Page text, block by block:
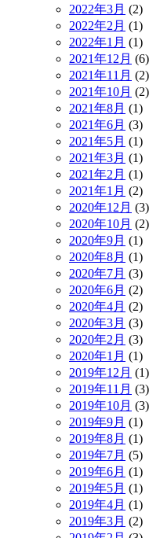
2022年3月 (2)
2022年2月 (1)
2022年1月 (1)
2021年12月 (6)
2021年11月 (2)
2021年10月 (2)
2021年8月 (1)
2021年6月 (3)
2021年5月 (1)
2021年3月 (1)
2021年2月 (1)
2021年1月 (2)
2020年12月 (3)
2020年10月 (2)
2020年9月 (1)
2020年8月 (1)
2020年7月 (3)
2020年6月 (2)
2020年4月 (2)
2020年3月 (3)
2020年2月 (3)
2020年1月 (1)
2019年12月 (1)
2019年11月 (3)
2019年10月 (3)
2019年9月 (1)
2019年8月 (1)
2019年7月 (5)
2019年6月 (1)
2019年5月 (1)
2019年4月 (1)
2019年3月 (2)